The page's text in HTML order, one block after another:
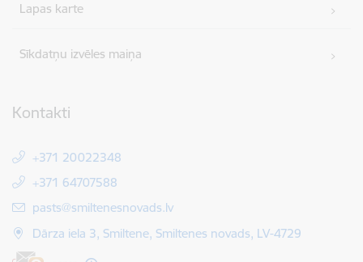
Lapas karte
Sīkdatņu izvēles maiņa
Kontakti
+371 20022348
+371 64707588
E-pasts:
pasts@smiltenesnovads.lv
Dārza iela 3, Smiltene, Smiltenes novads, LV-4729